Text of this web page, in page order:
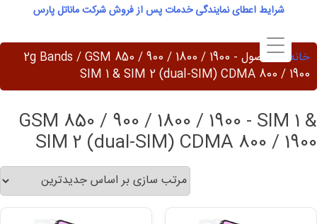
content
شرایط اعطای نمایندگی خدمات پس از فروش شرکت ماناتل پارس
خانه
/ محصول 2g Bands / GSM 850 / 900 / 1800 / 1900 -
SIM 1 & SIM 2 (dual-SIM) CDMA 800 / 1900
GSM 850 / 900 / 1800 / 1900 - SIM 1 &
SIM 2 (dual-SIM) CDMA 800 / 1900